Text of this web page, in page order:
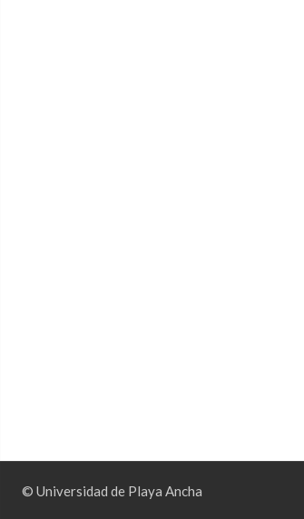
© Universidad de Playa Ancha